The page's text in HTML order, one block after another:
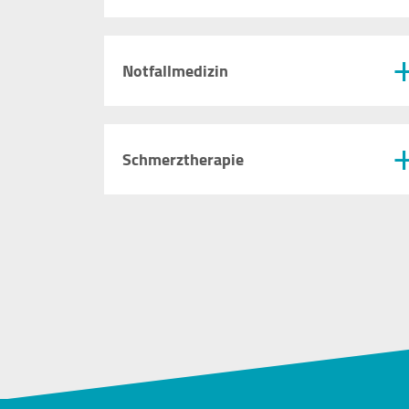
Notfallmedizin
Schmerztherapie
Felix Burda Stiftung